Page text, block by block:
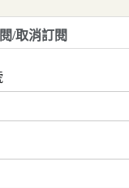
統
/取消訂閱